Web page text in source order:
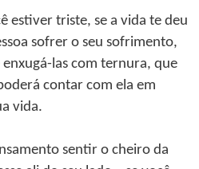
estiver triste, se a vida te deu
sofrer o seu sofrimento,
enxugá-las com ternura, que
contar com ela em
vida.
sentir o cheiro da